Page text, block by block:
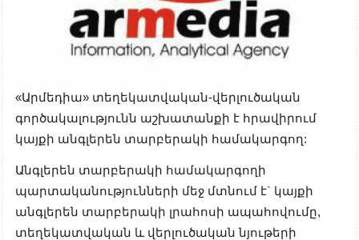
«Արմեդիա» տեղեկատվական-վերլուծական
գործակալությունն աշխատանքի է հրավիրում
կայքի անգլերեն տարբերակի համակարգող:
Անգլերեն տարբերակի համակարգողի
պարտականությունների մեջ մտնում է` կայքի
անգլերեն տարբերակի լրահոսի ապահովումը,
տեղեկատվական և վերլուծական նյութերի